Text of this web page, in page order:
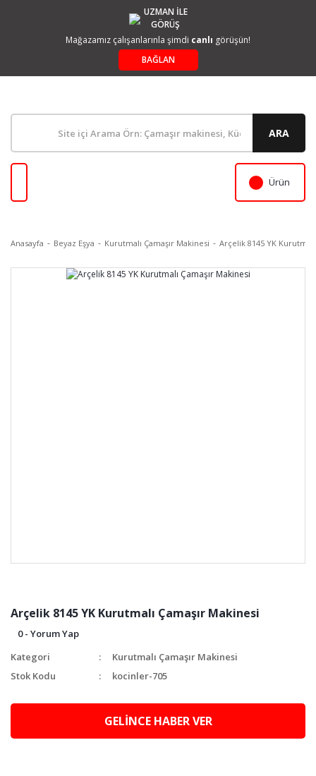
UZMAN İLE
GÖRÜŞ
Mağazamız çalışanlarınla şimdi canlı görüşün!
BAĞLAN
ARA
Ürün
Anasayfa Beyaz Eşya Kurutmalı Çamaşır Makinesi Arçelik 8145 YK
Arçelik 8145 YK Kurutmalı Çamaşır Makinesi
0 - Yorum Yap
Kategori
Kurutmalı Çamaşır Makinesi
Stok Kodu
kocinler-705
GELİNCE HABER VER